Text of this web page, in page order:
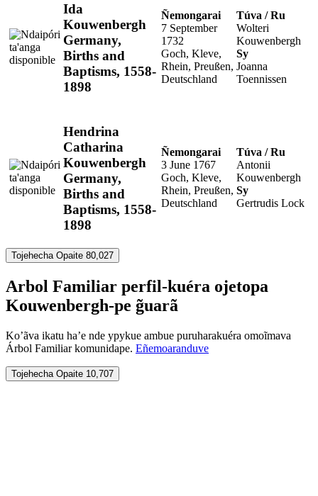
Ida
Kouwenbergh
Germany,
Births and
Baptisms, 1558-
1898
Ñemongarai
7 September
1732
Goch, Kleve,
Rhein, Preußen,
Deutschland
Túva / Ru
Wolteri
Kouwenbergh
Sy
Joanna
Toennissen
Hendrina
Catharina
Kouwenbergh
Germany,
Births and
Baptisms, 1558-
1898
Ñemongarai
3 June 1767
Goch, Kleve,
Rhein, Preußen,
Deutschland
Túva / Ru
Antonii
Kouwenbergh
Sy
Gertrudis Lock
Tojehecha Opaite 80,027
Arbol Familiar perfil-kuéra ojetopa
Kouwenbergh-pe g̃uarã
Ko’ãva ikatu ha’e nde ypykue ambue puruharakuéra omoĩmava
Árbol Familiar komunidape. Eñemoaranduve
Tojehecha Opaite 10,707